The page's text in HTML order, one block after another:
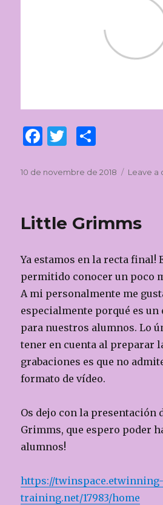
F
c
b
o
o
k
T
it
r
m
ar
te
ix
Posted
10 de novembre de 2018 Leave a
Little Grimms
Ya estamos en la recta final!
permitido conocer un poco
A mi personalmente me
especialmente porqué es
para nuestros alumnos. Lo
tener en cuenta al preparar
grabaciones es que no
formato de vídeo.
Os dejo con la presentación
Grimms, que espero poder
alumnos!
https://twinspace.etwinning-
training.net/17983/home